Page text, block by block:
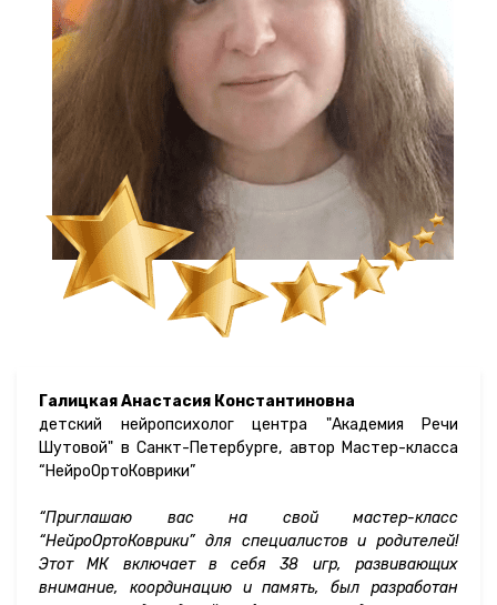
Галицкая Анастасия Константиновна
детский нейропсихолог центра "Академия Речи
Шутовой" в Санкт-Петербурге, автор Мастер-класса
“НейроОртоКоврики”
“Приглашаю вас на свой мастер-класс
“НейроОртоКоврики” для специалистов и родителей!
Этот МК включает в себя 38 игр, развивающих
внимание, координацию и память, был разработан